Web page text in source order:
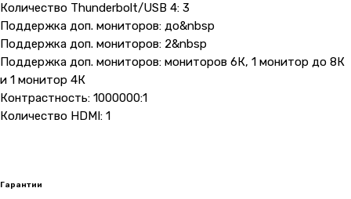
Количество Thunderbolt/USB 4: 3
Поддержка доп. мониторов: до&nbsp
Поддержка доп. мониторов: 2&nbsp
Поддержка доп. мониторов: мониторов 6К, 1 монитор до 8К
и 1 монитор 4К
Контрастность: 1000000:1
Количество HDMI: 1
Гарантии
+7 (965) 666-66-8
Адрес магазина:
malikpochinit@mail.ru
Пн-Пт: 10:00 — 21:00
Сб-Вс: 10:00 — 20:00
Навигация